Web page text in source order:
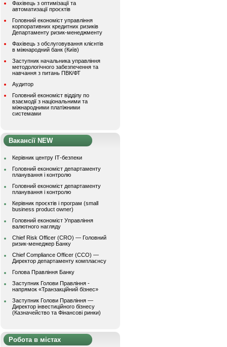
Фахівець з оптимізації та
автоматизації проєктів
Головний економіст управління
корпоративних кредитних ризиків
Департаменту ризик-менеджменту
Фахівець з обслуговування клієнтів
в міжнародний банк (Київ)
Заступник начальника управління
методологічного забезпечення та
навчання з питань ПВК/ФТ
Аудитор
Головний економіст відділу по
взаємодії з національними та
міжнародними платіжними
системами
Вакансії NEW
Керівник центру ІТ-безпеки
Головний економіст департаменту
планування і контролю
Головний економіст департаменту
планування і контролю
Керівник проєктів і програм (small
business product owner)
Головний економіст Управління
валютного нагляду
Chief Risk Officer (CRO) — Головний
ризик-менеджер Банку
Chief Compliance Officer (CCO) —
Директор департаменту комплаєнсу
Голова Правління Банку
Заступник Голови Правління -
напрямок «Транзакційний бізнес»
Заступник Голови Правління —
Директор інвестиційного бізнесу
(Казначейство та Фінансові ринки)
Робота в містах